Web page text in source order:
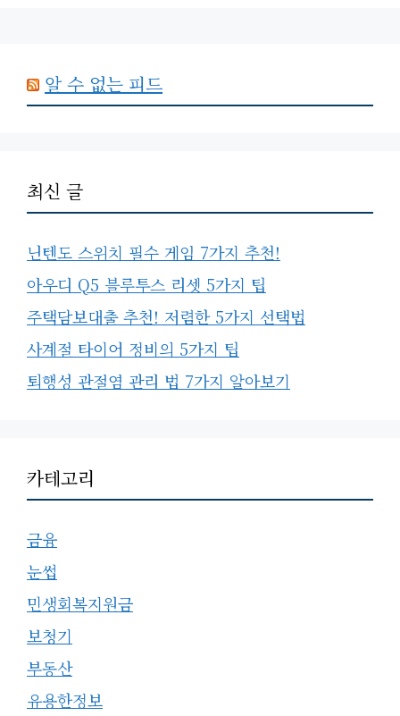
알 수 없는 피드
최신 글
닌텐도 스위치 필수 게임 7가지 추천!
아우디 Q5 블루투스 리셋 5가지 팁
주택담보대출 추천! 저렴한 5가지 선택법
사계절 타이어 정비의 5가지 팁
퇴행성 관절염 관리 법 7가지 알아보기
카테고리
금융
눈썹
민생회복지원금
보청기
부동산
유용한정보